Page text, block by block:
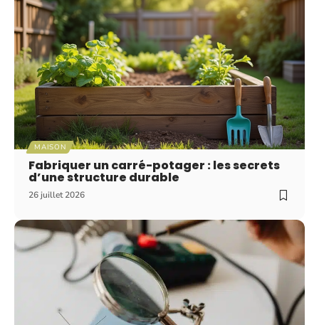
MAISON
Fabriquer un carré-potager : les secrets
d’une structure durable
26 juillet 2026